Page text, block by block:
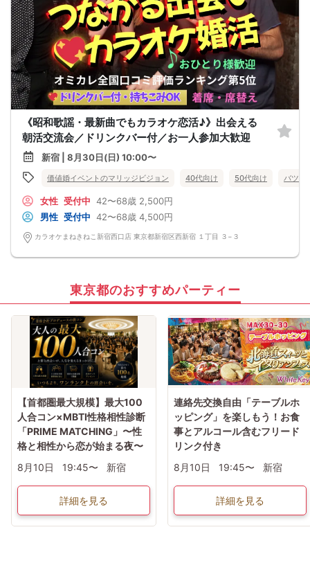
《昭和歌謡・最新曲でもカラオケ恋活♪》出会える
朝活交流会／ドリンクバー付／お一人参加大歓迎
新宿 | 8月30日(日) 10:00〜
価値婚イベントのマリッジビジョン 40代向け 50代向け バツイ
女性 受付中 42〜68歳 2,500円
男性 受付中 42〜68歳 4,500円
カラオケまねきねこ新宿西口店 東京都新宿区西新宿 １丁目 ３−３
東京都のおすすめパーティー
【首都圏最大規模】最大100
人合コン×MBTI性格相性診断
「PRIME MATCHING」〜性
格と相性から恋が始まる夜〜
8月10日
19:45〜 新宿
詳細を見る
連絡先交換自由「テーブルホ
ッピング」を楽しもう！お食
事とアルコール含むフリード
リンク付き
8月10日
19:45〜 新宿
詳細を見る